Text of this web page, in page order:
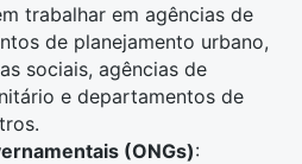
trabalhar em agências de
de planejamento urbano,
sociais, agências de
e departamentos de
(ONGs):